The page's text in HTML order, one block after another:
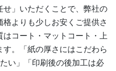
」いただくことで、弊社の
よりも少しお安くご提供さ
コート・マットコート・上
。「紙の厚さにはこだわら
い」「印刷後の後加工は必